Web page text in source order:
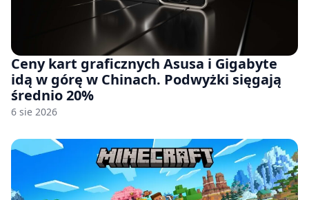
Ceny kart graficznych Asusa i Gigabyte
idą w górę w Chinach. Podwyżki sięgają
średnio 20%
6 sie 2026